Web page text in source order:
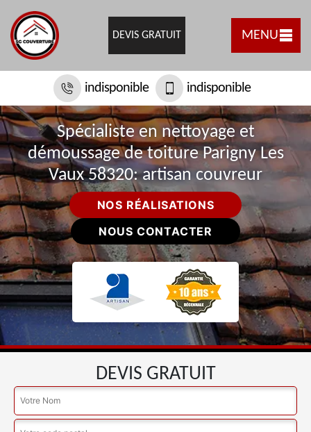
DEVIS GRATUIT MENU
indisponible indisponible
Spécialiste en nettoyage et
démoussage de toiture Parigny Les
Vaux 58320: artisan couvreur
NOS RÉALISATIONS
NOUS CONTACTER
DEVIS GRATUIT